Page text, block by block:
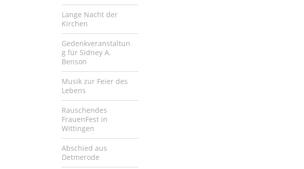
Lange Nacht der
Kirchen
Gedenkveranstaltun
g für Sidney A.
Benson
Musik zur Feier des
Lebens
Rauschendes
FrauenFest in
Wittingen
Abschied aus
Detmerode